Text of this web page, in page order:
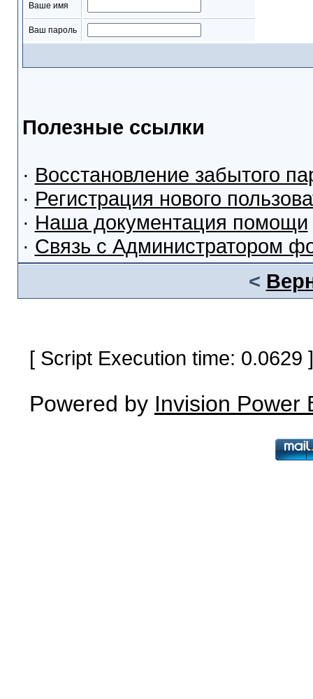
Ваше имя
Ваш пароль
Полезные ссылки
· Восстановление забытого
· Регистрация нового
· Наша документация помощи
· Связь с Администратором
<
[ Script Execution time:
Powered by Invision Power